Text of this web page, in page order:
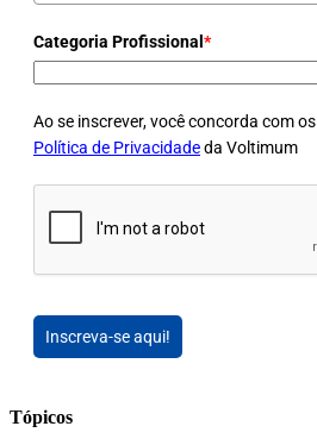
Categoria Profissional *
Ao se inscrever, você concorda com os
Política de Privacidadeda Voltimum
Inscreva-se aqui!
Tópicos